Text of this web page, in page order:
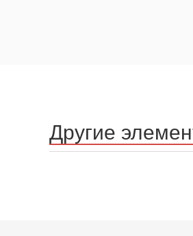
Другие